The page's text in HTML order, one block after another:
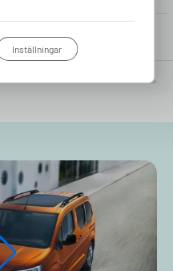
Pris från
2 980kr
Inställningar